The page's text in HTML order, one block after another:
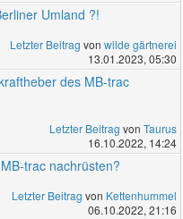
Umland ?!
Letzter Beitrag von wilde gärtnerei
13.01.2023, 05:30
des MB-trac
Letzter Beitrag von Taurus
16.10.2022, 14:24
trac nachrüsten?
Letzter Beitrag von Kettenhummel
06.10.2022, 21:16